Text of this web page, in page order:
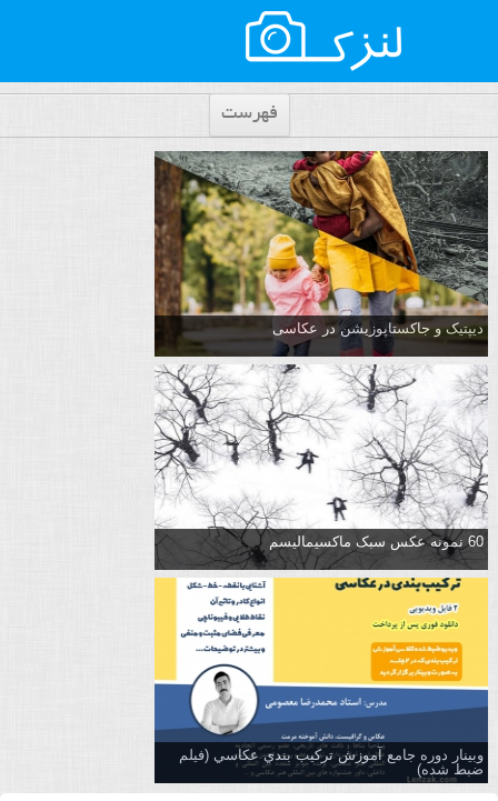
فهرست
دیپتیک و جاکستا‌پوزیشن در عکاسی
60 نمونه عکس سبک ماکسیمالیسم
وبینار دوره جامع آموزش تركيب بندي عكاسي (فیلم
ضبط شده)